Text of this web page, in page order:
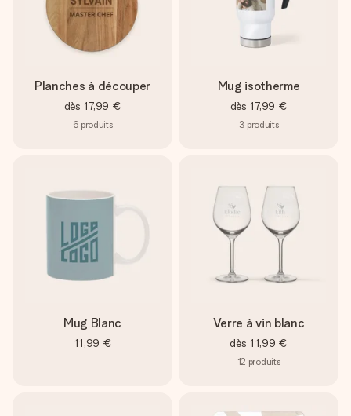
Planches à découper
dès 17,99 €
6 produits
Mug isotherme
dès 17,99 €
3 produits
Mug Blanc
11,99 €
Verre à vin blanc
dès 11,99 €
12 produits